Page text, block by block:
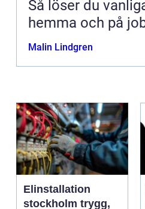
Så löser du
hemma och på
Malin Lindgren
Elinstallation
stockholm trygg,